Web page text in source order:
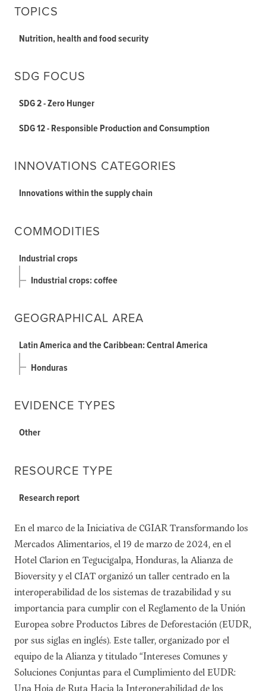
TOPICS
Nutrition, health and food security
SDG FOCUS
SDG 2 - Zero Hunger
SDG 12 - Responsible Production and Consumption
INNOVATIONS CATEGORIES
Innovations within the supply chain
COMMODITIES
Industrial crops
Industrial crops: coffee
GEOGRAPHICAL AREA
Latin America and the Caribbean: Central America
Honduras
EVIDENCE TYPES
Other
RESOURCE TYPE
Research report
En el marco de la Iniciativa de CGIAR Transformando los
Mercados Alimentarios, el 19 de marzo de 2024, en el
Hotel Clarion en Tegucigalpa, Honduras, la Alianza de
Bioversity y el CIAT organizó un taller centrado en la
interoperabilidad de los sistemas de trazabilidad y su
importancia para cumplir con el Reglamento de la Unión
Europea sobre Productos Libres de Deforestación (EUDR,
por sus siglas en inglés). Este taller, organizado por el
equipo de la Alianza y titulado “Intereses Comunes y
Soluciones Conjuntas para el Cumplimiento del EUDR:
Una Hoja de Ruta Hacia la Interoperabilidad de los